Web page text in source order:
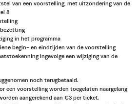
van een voorstelling, met uitzondering van de
8
in het programma
begin- en eindtijden van de voorstelling
ingevolge een wijziging van de
noch terugbetaald.
een voorstelling worden toegelaten naargelang
aangerekend aan €3 per ticket.